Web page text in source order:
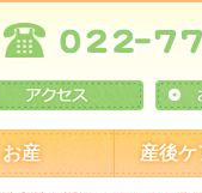
お産 産後